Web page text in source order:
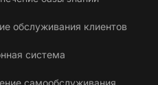
обслуживания клиентов
система
самообслуживания